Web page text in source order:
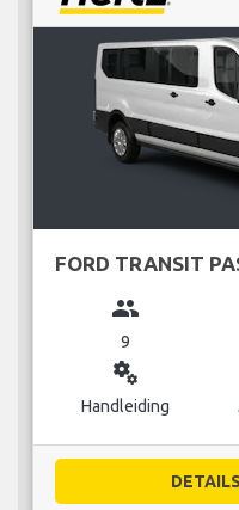
FORD TRANSIT
group
9
miscellaneous_services
Handleiding